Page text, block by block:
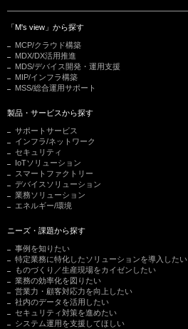
「M's view」から探す
MCP/クラウド構築
MDX/DX活用推進
MDS/デバイス開発・運用支援
MIP/インフラ構築
MSS/総合運用サポート
製品・サービスから探す
サポートサービス
インフラ/ネットワーク
セキュリティ
IoTソリューション
スマートファクトリー
デバイスソリューション
業務ソリューション
エネルギー/環境
ニーズ・課題から探す
事例を知りたい
特定業務に特化したソリューションを導入したい
ものづくり／生産現場をカイゼンしたい
業務の効率化を図りたい
営業力・顧客対応力を向上したい
社内のデータを活用したい
セキュリティ対策を進めたい
システム運用を支援してほしい